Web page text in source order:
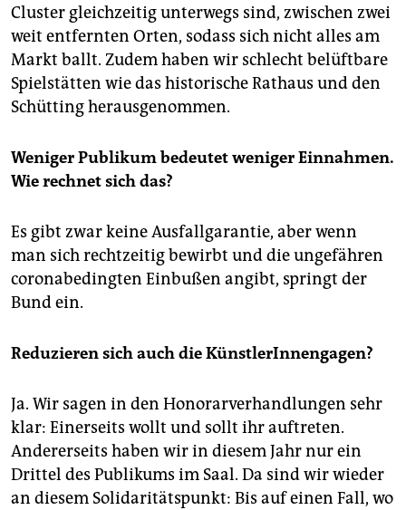
Cluster gleichzeitig unterwegs sind, zwischen zwei
weit entfernten Orten, sodass sich nicht alles am
Markt ballt. Zudem haben wir schlecht belüftbare
Spielstätten wie das historische Rathaus und den
Schütting herausgenommen.
Weniger Publikum bedeutet weniger Einnahmen.
Wie rechnet sich das?
Es gibt zwar keine Ausfallgarantie, aber wenn
man sich rechtzeitig bewirbt und die ungefähren
coronabedingten Einbußen angibt, springt der
Bund ein.
Reduzieren sich auch die KünstlerInnengagen?
Ja. Wir sagen in den Honorarverhandlungen sehr
klar: Einerseits wollt und sollt ihr auftreten.
Andererseits haben wir in diesem Jahr nur ein
Drittel des Publikums im Saal. Da sind wir wieder
an diesem Solidaritätspunkt: Bis auf einen Fall, wo